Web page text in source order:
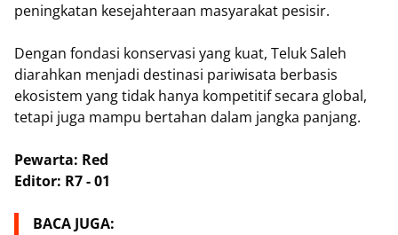
peningkatan kesejahteraan masyarakat pesisir.
Dengan fondasi konservasi yang kuat, Teluk Saleh
diarahkan menjadi destinasi pariwisata berbasis
ekosistem yang tidak hanya kompetitif secara global,
tetapi juga mampu bertahan dalam jangka panjang.
Pewarta: Red
Editor: R7 - 01
BACA JUGA: